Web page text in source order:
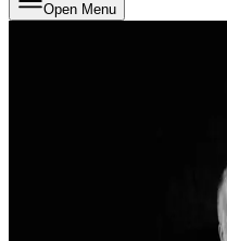
Open Menu